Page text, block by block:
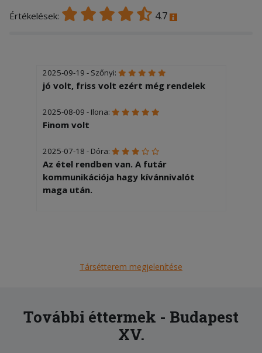
Értékelések: 4.7
2025-09-19 - Szőnyi:
jó volt, friss volt ezért még rendelek
2025-08-09 - Ilona:
Finom volt
2025-07-18 - Dóra:
Az étel rendben van. A futár
kommunikációja hagy kívánnivalót
maga után.
Társétterem megjelenítése
További éttermek - Budapest
XV.